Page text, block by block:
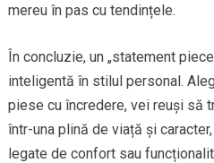
mereu în pas cu tendințele.
În concluzie, un „statement
inteligentă în stilul personal.
piese cu încredere, vei reuși să
într-una plină de viață și
legate de confort sau